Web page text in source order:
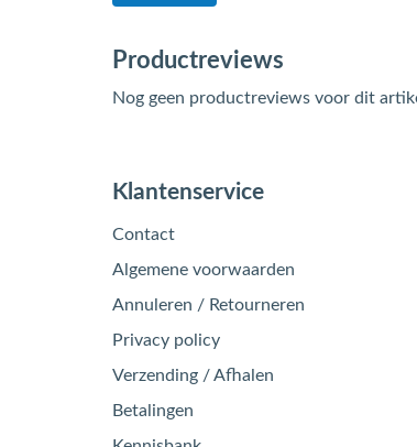
Productreviews
Nog geen productreviews voor dit
Klantenservice
Contact
Algemene voorwaarden
Annuleren / Retourneren
Privacy policy
Verzending / Afhalen
Betalingen